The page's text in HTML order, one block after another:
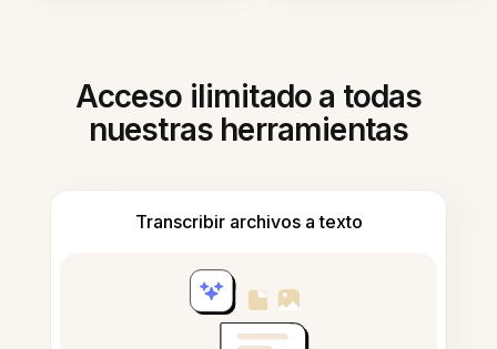
Acceso ilimitado a todas
nuestras herramientas
Transcribir archivos a texto